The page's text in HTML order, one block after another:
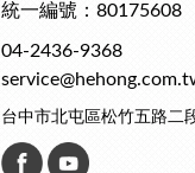
統一編號：80175608
04-2436-9368
台中市北屯區松竹五路二